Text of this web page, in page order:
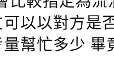
以以對方是
幫忙多少